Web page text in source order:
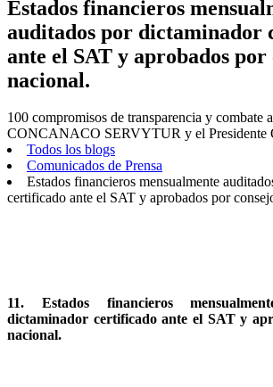
Estados financieros
auditados por dictaminador
ante el SAT y aprobados por
nacional.
100 compromisos de transparencia y combate
CONCANACO SERVYTUR y el Presidente
Todos los blogs
Comunicados de Prensa
Estados financieros mensualmente
certificado ante el SAT y aprobados por
11. Estados financieros
dictaminador certificado ante el SAT y
nacional.